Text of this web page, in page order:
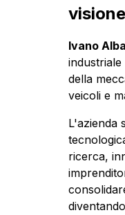
Ivano
della
veicoli e
L'azienda
ricerca,